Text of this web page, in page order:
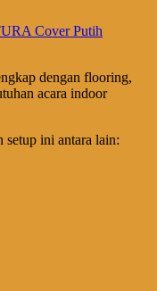
Cover Putih
dengan flooring,
acara indoor
setup ini antara lain: